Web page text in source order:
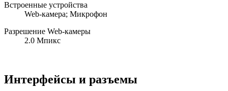
Встроенные устройства
Web-камера; Микрофон
Разрешение Web-камеры
2.0 Мпикс
Интерфейсы и разъемы